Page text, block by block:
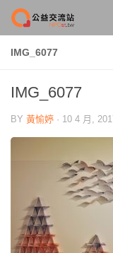
Skip to content
IMG_6077
IMG_6077
BY 黃愉婷 · 10 4 月,